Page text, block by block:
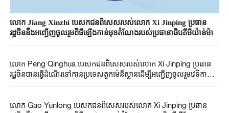
លោក Jiang Xinzhi បេសកជនពិសេសរបស់លោក Xi Jinping ប្រធាន
រដ្ឋចិននឹងអញ្ជើញចូលរួមពិធីឡើងកាន់មុខតំណែងរបស់ប្រធានាធិបតីមីយ៉ាន់ម៉ា
លោក Peng Qinghua បេសកជនពិសេសរបស់លោក Xi Jinping ប្រធាន
រដ្ឋចិនបានធ្វើដំណើរទៅកាន់ប្រទេសតួកម៉េនីស្ថានដើម្បីអញ្ជើញចូលរួមវេទិកាឆ្នាំ
លោក Gao Yunlong បេសកជនពិសេសរបស់លោក Xi Jinping ប្រធាន